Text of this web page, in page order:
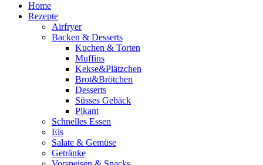
Home
Rezepte
Airfryer
Backen & Desserts
Kuchen & Torten
Muffins
Kekse&Plätzchen
Brot&Brötchen
Desserts
Süsses Gebäck
Pikant
Schnelles Essen
Eis
Salate & Gemüse
Getränke